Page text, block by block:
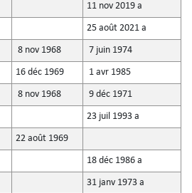
11 nov 2019 a
25 août 2021 a
8 nov 1968 7 juin 1974
16 déc 1969 1 avr 1985
8 nov 1968 9 déc 1971
23 juil 1993 a
22 août 1969
18 déc 1986 a
31 janv 1973 a